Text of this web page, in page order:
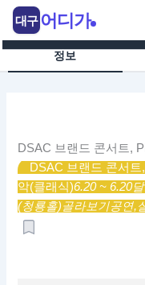
츠
정보
DSAC 브랜드 콘서트,
DSAC 브랜드 콘서
악(클래식)6.20 ~ 6.20
(청룡홀)골라보기공연,
대구 어디가